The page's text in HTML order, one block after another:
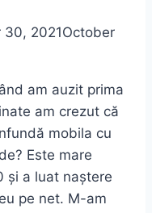
30, 2021October
am auzit prima
am crezut că
mobila cu
Este mare
și a luat naștere
pe net. M-am